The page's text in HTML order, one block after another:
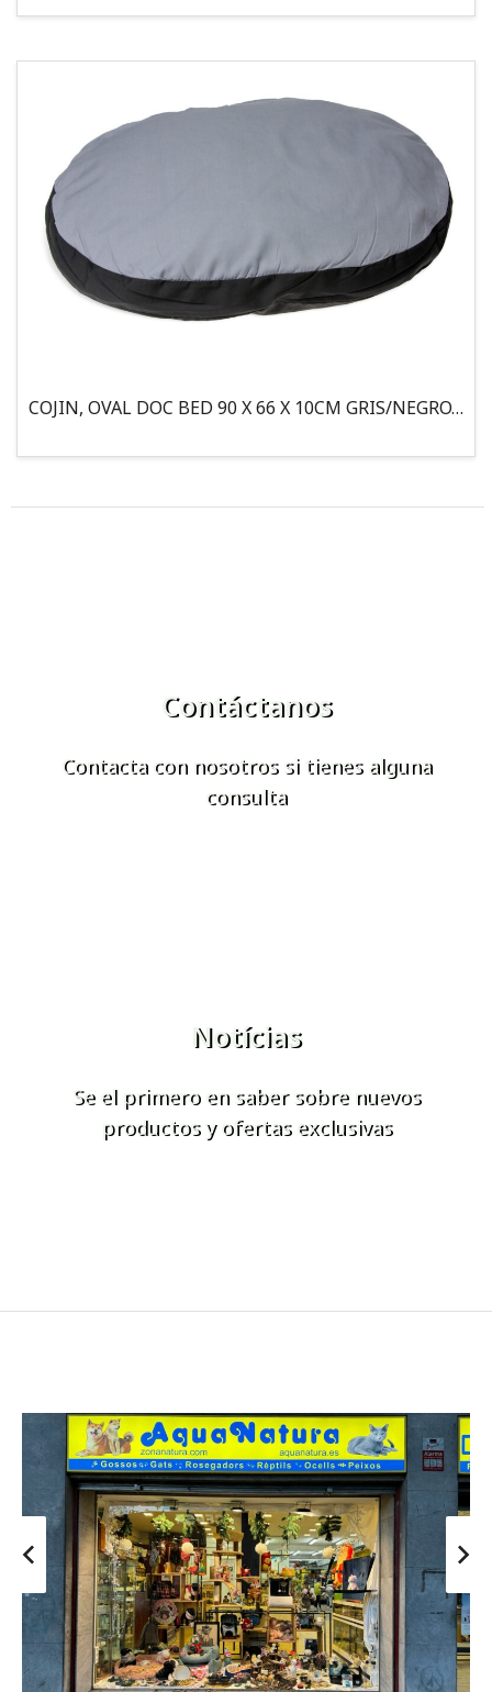
COJIN, OVAL DOC BED 90 X 66 X 10CM GRIS/NEGRO, 95°
Contáctanos
Contacta con nosotros si tienes alguna
consulta
Notícias
Se el primero en saber sobre nuevos
productos y ofertas exclusivas